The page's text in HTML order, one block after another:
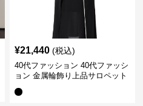
¥21,440 (税込)
40代ファッション 40代ファッシ
ョン 金属輪飾り上品サロペット